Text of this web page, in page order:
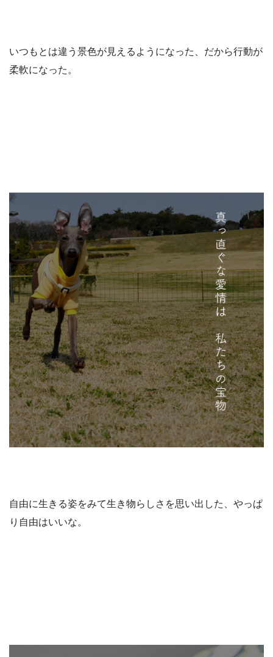
いつもとは違う景色が見えるようになった、だから行動が
柔軟になった。
自由に生きる姿をみて生き物らしさを思い出した、やっぱ
り自由はいいな。